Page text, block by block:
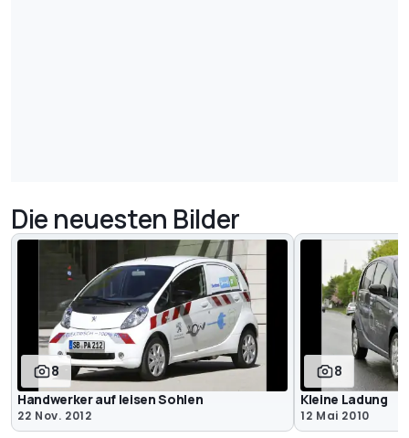
Die neuesten Bilder
8
Handwerker auf leisen Sohlen
22 Nov. 2012
8
Kleine Ladung
12 Mai 2010